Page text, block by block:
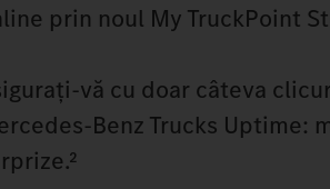
prin noul My TruckPoint
vă cu doar câteva
Benz Trucks